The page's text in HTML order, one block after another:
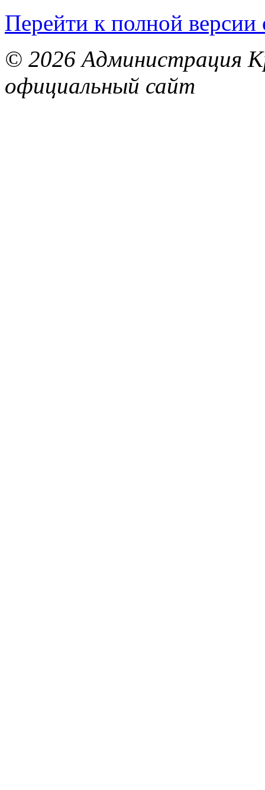
Перейти к полной версии
© 2026 Администрация
официальный сайт